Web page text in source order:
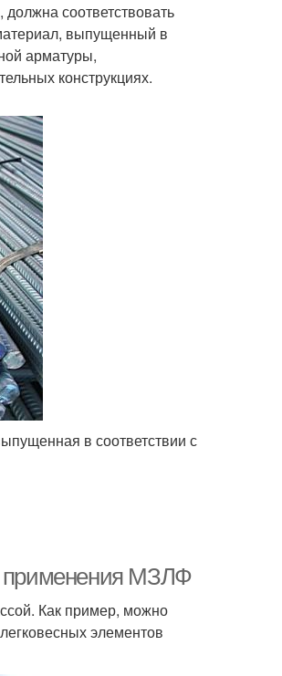
соответствовать
выпущенный в
арматуры,
конструкциях.
в соответствии с
применения МЗЛФ
Как пример, можно
элементов